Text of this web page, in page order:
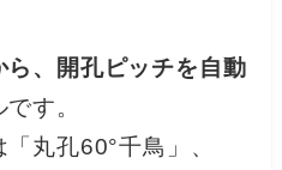
、開孔ピッチを自動
す。
丸孔60°千鳥」、